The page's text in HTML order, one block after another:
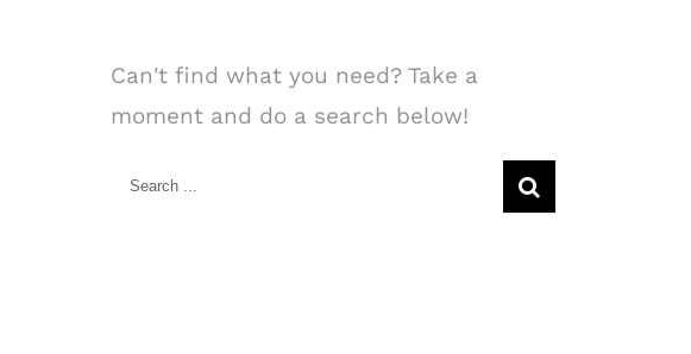
Can't find what you need? Take a
moment and do a search below!
Search